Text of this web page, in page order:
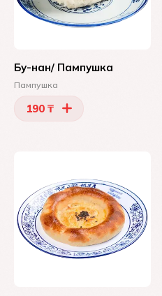
Бу-нан/ Пампушка
Пампушка
190 ₸